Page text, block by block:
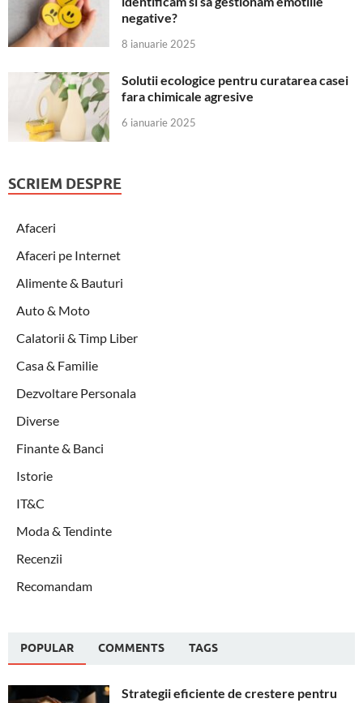
negative?
8 ianuarie 2025
Solutii ecologice pentru curatarea casei
fara chimicale agresive
6 ianuarie 2025
SCRIEM DESPRE
Afaceri
Afaceri pe Internet
Alimente & Bauturi
Auto & Moto
Calatorii & Timp Liber
Casa & Familie
Dezvoltare Personala
Diverse
Finante & Banci
Istorie
IT&C
Moda & Tendinte
Recenzii
Recomandam
POPULAR COMMENTS TAGS
Strategii eficiente de crestere pentru